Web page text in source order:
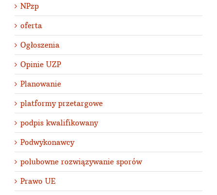
NPzp
oferta
Ogłoszenia
Opinie UZP
Planowanie
platformy przetargowe
podpis kwalifikowany
Podwykonawcy
polubowne rozwiązywanie sporów
Prawo UE